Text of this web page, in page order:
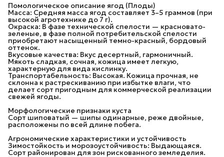
Помологическое описание ягод (Плоды)
Масса: Средняя масса ягод составляет 3–5 граммов (при
высокой агротехнике до 7 г).
Окраска: В фазе технической спелости — красновато-
зеленые, в фазе полной потребительской спелости
приобретают насыщенный темно-красный, бордовый
оттенок.
Вкусовые качества: Вкус десертный, гармоничный.
Мякоть сладкая, сочная, кожица имеет легкую,
характерную для вида кислинку.
Транспортабельность: Высокая. Кожица прочная, не
склонна к растрескиванию при избытке влаги, что
делает сорт пригодным для коммерческой реализации
свежей ягоды.
Морфологические признаки куста
Сорт шиповатый — шипы одинарные, реже двойные,
расположены по всей длине побега.
Агрономические характеристики и устойчивость
Зимостойкость и морозоустойчивость: Выдающаяся.
Сорт районирован для зон рискованного земледелия.